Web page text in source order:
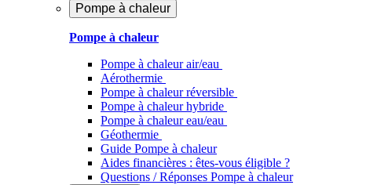
Pompe à chaleur
Pompe à chaleur
Pompe à chaleur air/eau
Aérothermie
Pompe à chaleur réversible
Pompe à chaleur hybride
Pompe à chaleur​ eau/eau
Géothermie
Guide Pompe à chaleur
Aides financières : êtes-vous éligible ?
Questions / Réponses Pompe à chaleur